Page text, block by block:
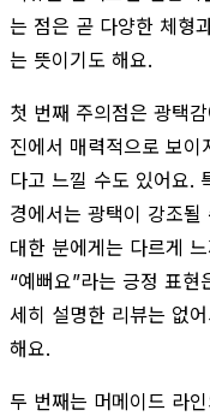
는 점은 곧 다양한 체형
는 뜻이기도 해요.
첫 번째 주의점은 광택
진에서 매력적으로 보
다고 느낄 수도 있어요.
경에서는 광택이 강조될
대한 분에게는 다르게
“예뻐요”라는 긍정 표
세히 설명한 리뷰는 없
해요.
두 번째는 머메이드 라